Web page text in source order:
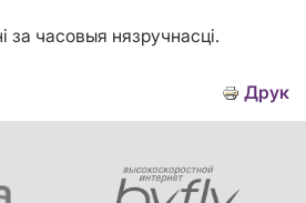
за часовыя нязручнасці.
Друк